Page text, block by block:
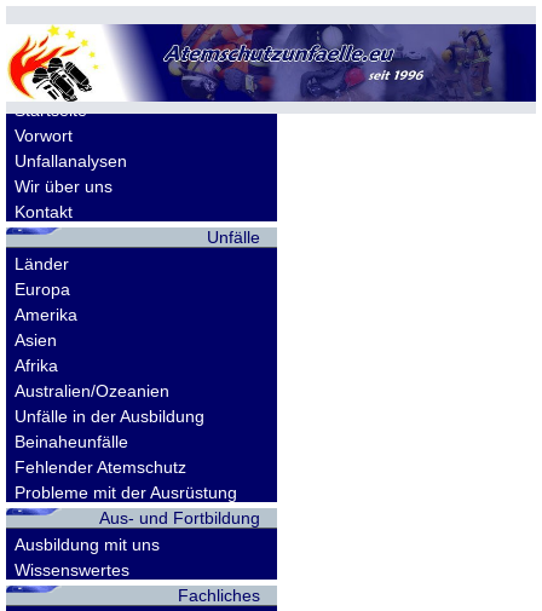
Allgemeines
Startseite
Vorwort
Unfallanalysen
Wir über uns
Kontakt
Unfälle
Länder
Europa
Amerika
Asien
Afrika
Australien/Ozeanien
Unfälle in der Ausbildung
Beinaheunfälle
Fehlender Atemschutz
Probleme mit der Ausrüstung
Aus- und Fortbildung
Ausbildung mit uns
Wissenswertes
Fachliches